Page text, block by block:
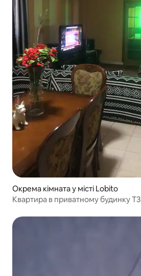
Окрема кімната у місті Lobito
Квартира в приватному будинку T3